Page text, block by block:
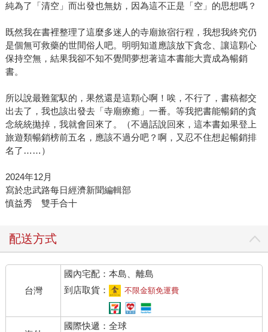
純為了「清空」而出發也無妨，因為這不正是「空」的思想嗎？
既然我在書裡整理了這麼多迷人的寺廟旅宿行程，我想我終究仍
是個無可救藥的世間俗人吧。明明知道應該放下貪念、讓這顆心
保持空無，結果我卻不知不覺間夢想著這本書能大賣成為暢銷
書。
所以說最難駕馭的，果然還是這顆心啊！唉，不行了，書稿都交
出去了，我也該出發去「寺廟療癒」一番。等我把書能暢銷的貪
念統統拋掉，我就會回來了。（不過話說回來，這本書如果登上
旅遊類暢銷榜前五名，應該不過分吧？啊，又忍不住想起暢銷排
名了……）
2024年12月
寫於忠武路每日經濟新聞編輯部
慎益秀 雙手合十
配送方式
台灣
國內宅配：本島、離島
到店取貨：
不限金額免運費
國際快遞：全球